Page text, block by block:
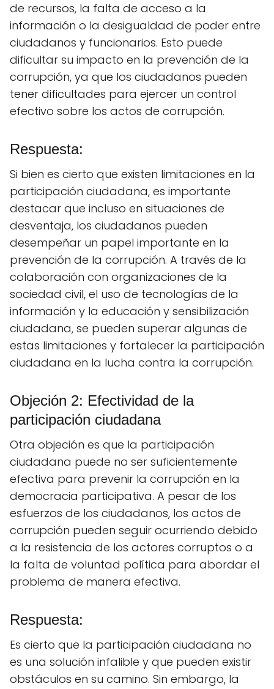
de recursos, la falta de acceso a la
información o la desigualdad de poder entre
ciudadanos y funcionarios. Esto puede
dificultar su impacto en la prevención de la
corrupción, ya que los ciudadanos pueden
tener dificultades para ejercer un control
efectivo sobre los actos de corrupción.
Respuesta:
Si bien es cierto que existen limitaciones en la
participación ciudadana, es importante
destacar que incluso en situaciones de
desventaja, los ciudadanos pueden
desempeñar un papel importante en la
prevención de la corrupción. A través de la
colaboración con organizaciones de la
sociedad civil, el uso de tecnologías de la
información y la educación y sensibilización
ciudadana, se pueden superar algunas de
estas limitaciones y fortalecer la participación
ciudadana en la lucha contra la corrupción.
Objeción 2: Efectividad de la
participación ciudadana
Otra objeción es que la participación
ciudadana puede no ser suficientemente
efectiva para prevenir la corrupción en la
democracia participativa. A pesar de los
esfuerzos de los ciudadanos, los actos de
corrupción pueden seguir ocurriendo debido
a la resistencia de los actores corruptos o a
la falta de voluntad política para abordar el
problema de manera efectiva.
Respuesta:
Es cierto que la participación ciudadana no
es una solución infalible y que pueden existir
obstáculos en su camino. Sin embargo, la